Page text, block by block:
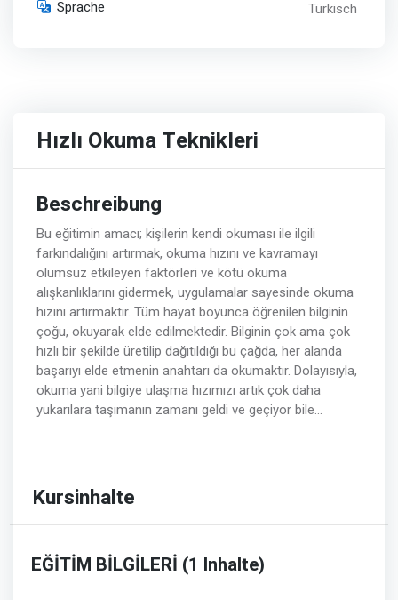
Sprache Türkisch
Hızlı Okuma Teknikleri
Beschreibung
Bu eğitimin amacı; kişilerin kendi okuması ile ilgili
farkındalığını artırmak, okuma hızını ve kavramayı
olumsuz etkileyen faktörleri ve kötü okuma
alışkanlıklarını gidermek, uygulamalar sayesinde okuma
hızını artırmaktır. Tüm hayat boyunca öğrenilen bilginin
çoğu, okuyarak elde edilmektedir. Bilginin çok ama çok
hızlı bir şekilde üretilip dağıtıldığı bu çağda, her alanda
başarıyı elde etmenin anahtarı da okumaktır. Dolayısıyla,
okuma yani bilgiye ulaşma hızımızı artık çok daha
yukarılara taşımanın zamanı geldi ve geçiyor bile…
Kursinhalte
EĞİTİM BİLGİLERİ (1 Inhalte)